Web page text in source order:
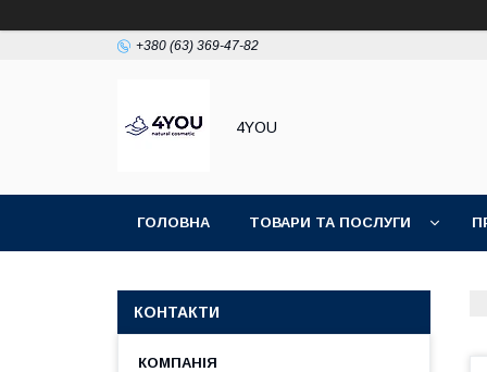
+380 (63) 369-47-82
4YOU
ГОЛОВНА ТОВАРИ ТА ПОСЛУГИ
КОНТАКТИ